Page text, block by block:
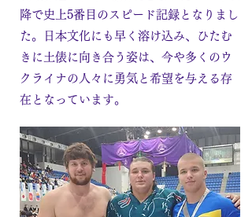
降で史上5番目のスピード記録となりまし
た。日本文化にも早く溶け込み、ひたむ
きに土俵に向き合う姿は、今や多くのウ
クライナの人々に勇気と希望を与える存
在となっています。